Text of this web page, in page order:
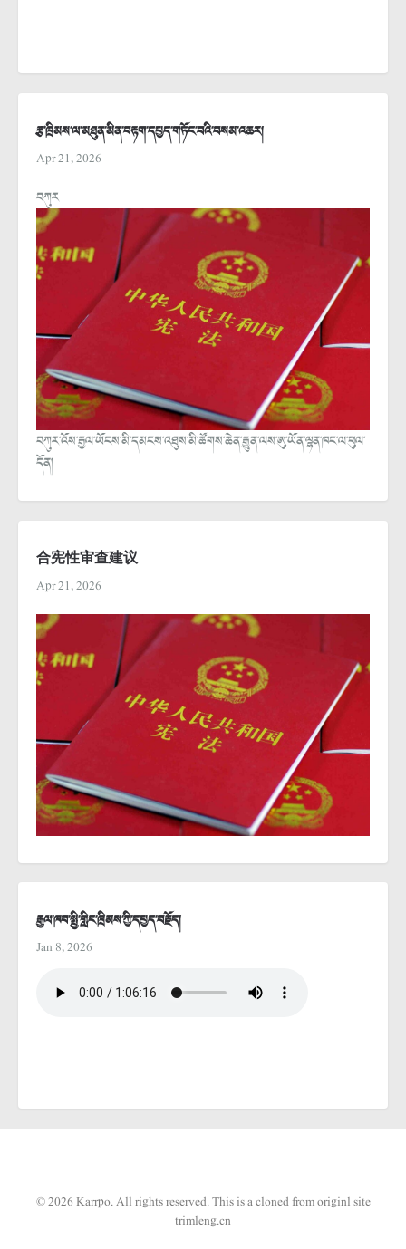
རྩ་ཁྲིམས་ལ་མཐུན་མིན་བརྟག་དཔྱད་གཏོང་བའི་བསམ་འཆར།
Apr 21, 2026
བཀུར
བཀུར་འོས་རྒྱལ་ཡོངས་མི་དམངས་འཐུས་མི་ཚོགས་ཆེན་རྒྱུན་ལས་ཨུ་ཡོན་ལྷན་ཁང་ལ་ཕུལ་
དོན།
合宪性审查建议
Apr 21, 2026
རྒྱལ་ཁབ་སྤྱི་གླིང་ཁྲིམས་ཀྱི་དཔྱད་བརྗོད།
Jan 8, 2026
© 2026 Karrpo. All rights reserved.This is a cloned from originl site
trimleng.cn